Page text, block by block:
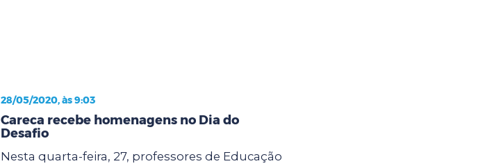
28/05/2020, às 9:03
Careca recebe homenagens no Dia do
Desafio
Nesta quarta-feira, 27, professores de Educação